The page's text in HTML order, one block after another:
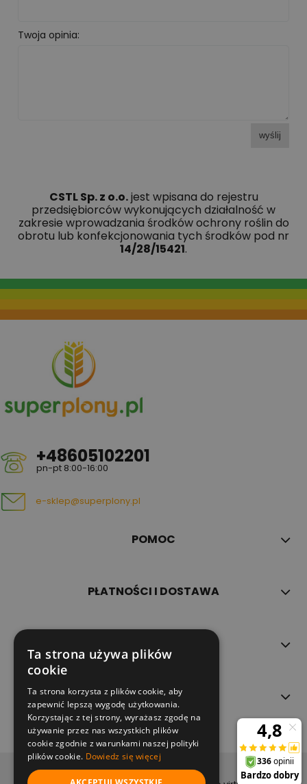
Twoja opinia:
wyślij
CSTL Sp. z o.o.jest wpisana do rejestru
przedsiębiorców wykonujących działalność w
zakresie wprowadzania środków ochrony roślin do
obrotu lub konfekcjonowania tych środków pod nr
14/28/15421.
+48605102201
pn-pt 8:00-16:00
e-sklep@superplony.pl
POMOC
PŁATNOŚCI I DOSTAWA
O NAS
copyright (c) 2022
Ta strona używa plików
cookie
Ta strona korzysta z plików cookie, aby
zapewnić lepszą wygodę użytkowania.
Korzystając z tej strony, wyrażasz zgodę na
używanie przez nas wszystkich plików
cookie zgodnie z warunkami naszej polityki
plików cookie. Dowiedz się więcej